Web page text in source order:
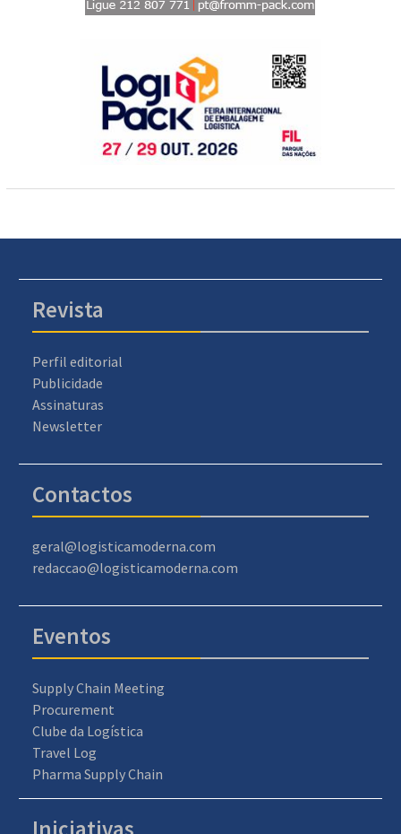
Revista
Perfil editorial
Publicidade
Assinaturas
Newsletter
Contactos
geral@logisticamoderna.com
redaccao@logisticamoderna.com
Eventos
Supply Chain Meeting
Procurement
Clube da Logística
Travel Log
Pharma Supply Chain